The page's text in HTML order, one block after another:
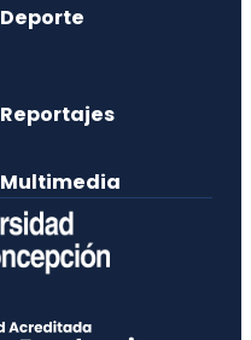
Deporte
Reportajes
Multimedia